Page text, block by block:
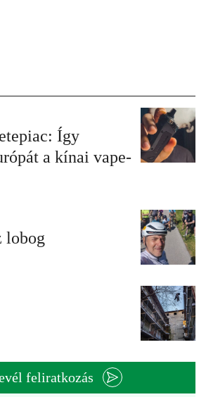
Így
a kínai vape-
lobog
feliratkozás